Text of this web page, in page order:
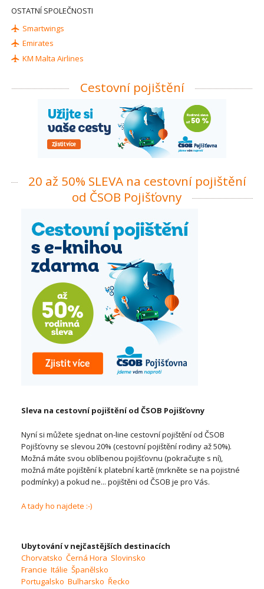
OSTATNÍ SPOLEČNOSTI
Smartwings
Emirates
KM Malta Airlines
Cestovní pojištění
20 až 50% SLEVA na cestovní pojištění
od ČSOB Pojišťovny
Sleva na cestovní pojištění od ČSOB Pojišťovny
Nyní si můžete sjednat on-line cestovní pojištění od ČSOB
Pojišťovny se slevou 20% (cestovní pojištění rodiny až 50%).
Možná máte svou oblíbenou pojišťovnu (pokračujte s ní),
možná máte pojištění k platební kartě (mrkněte se na pojistné
podmínky) a pokud ne... pojištěni od ČSOB je pro Vás.
A tady ho najdete :-)
Ubytování v nejčastějších destinacích
Chorvatsko Černá Hora Slovinsko
Francie Itálie Španělsko
Portugalsko Bulharsko Řecko